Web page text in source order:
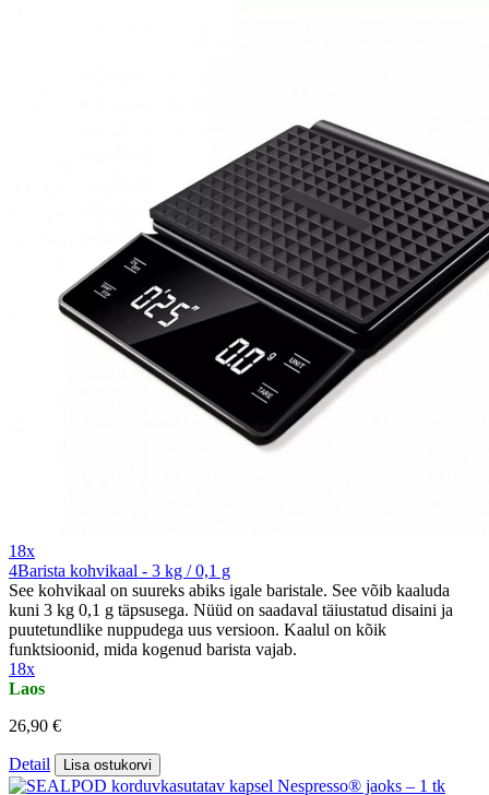
18x
4Barista kohvikaal - 3 kg / 0,1 g
See kohvikaal on suureks abiks igale baristale. See võib kaaluda
kuni 3 kg 0,1 g täpsusega. Nüüd on saadaval täiustatud disaini ja
puutetundlike nuppudega uus versioon. Kaalul on kõik
funktsioonid, mida kogenud barista vajab.
18x
Laos
26,90 €
Detail Lisa ostukorvi